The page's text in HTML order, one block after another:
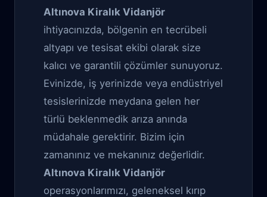
Vidanjör
Altınova Kiralık Vidanjör
ihtiyacınızda, bölgenin en tecrübeli
altyapı ve tesisat ekibi olarak size
kalıcı ve garantili çözümler sunuyoruz.
Evinizde, iş yerinizde veya endüstriyel
tesislerinizde meydana gelen her
türlü beklenmedik arıza anında
müdahale gerektirir. Bizim için
zamanınız ve mekanınız değerlidir.
Altınova Kiralık Vidanjör
operasyonlarımızı, geleneksel kırıp